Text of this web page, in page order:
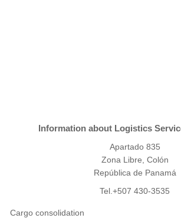
Information about Logistics
Apartado 835
Zona Libre, Colón
República de Panamá
Tel.+507 430-3535
Cargo consolidation